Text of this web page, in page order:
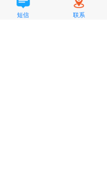
短信 联系